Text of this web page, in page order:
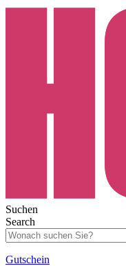
Suchen
Search
Gutschein